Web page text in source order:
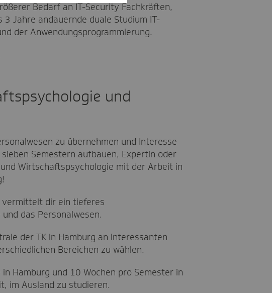
Bedarf an IT-Security Fachkräften,
Jahre andauernde duale Studium IT-
der Anwendungsprogrammierung.
und
zu übernehmen und Interesse
Semestern aufbauen, Expertin oder
Wirtschaftspsychologie mit der Arbeit in
vermittelt dir ein tieferes
das Personalwesen.
der TK in Hamburg an interessanten
Bereichen zu wählen.
Hamburg und 10 Wochen pro Semester in
im Ausland zu studieren.